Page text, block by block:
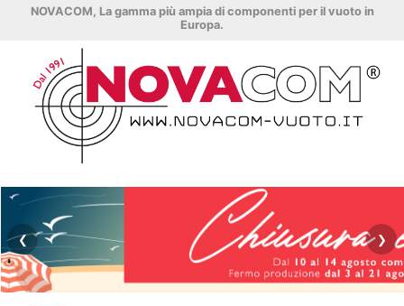
NOVACOM, La gamma più ampia di componenti per il vuoto in
Europa.
❮ ❯